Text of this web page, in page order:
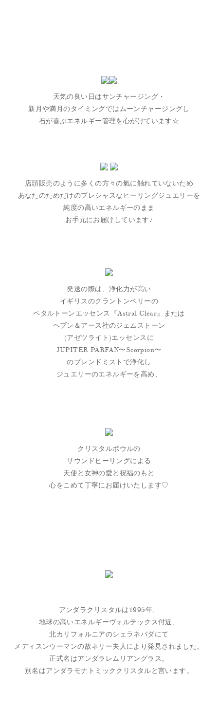
天気の良い日はサンチャージング・
新月や満月のタイミングではムーンチャージングし
石が喜ぶエネルギー管理を心がけています☆
店頭販売のように多くの方々の氣に触れていないため
あなたのためだけのプレシャスなヒーリングジュエリーを
純度の高いエネルギーのまま
お手元にお届けしています♪
発送の際は、浄化力が高い
イギリスのクラントンベリーの
ペタルトーンエッセンス『Astral Clear』または
ヘブン＆アース社のジェムストーン
(アゼツライト)エッセンスに
JUPITER PARFAN〜Scorpion〜
のブレンドミストで浄化し
ジュエリーのエネルギーを高め、
クリスタルボウルの
サウンドヒーリングによる
天使と女神の愛と祝福のもと
心をこめて丁寧にお届けいたします♡
アンダラクリスタルは1995年、
地球の高いエネルギーヴォルテックス付近、
北カリフォルニアのシェラネバダにて
メディスンウーマンの故ネリー夫人により発見されました。
正式名はアンダラレムリアングラス。
別名はアンダラモナトミッククリスタルと言います。